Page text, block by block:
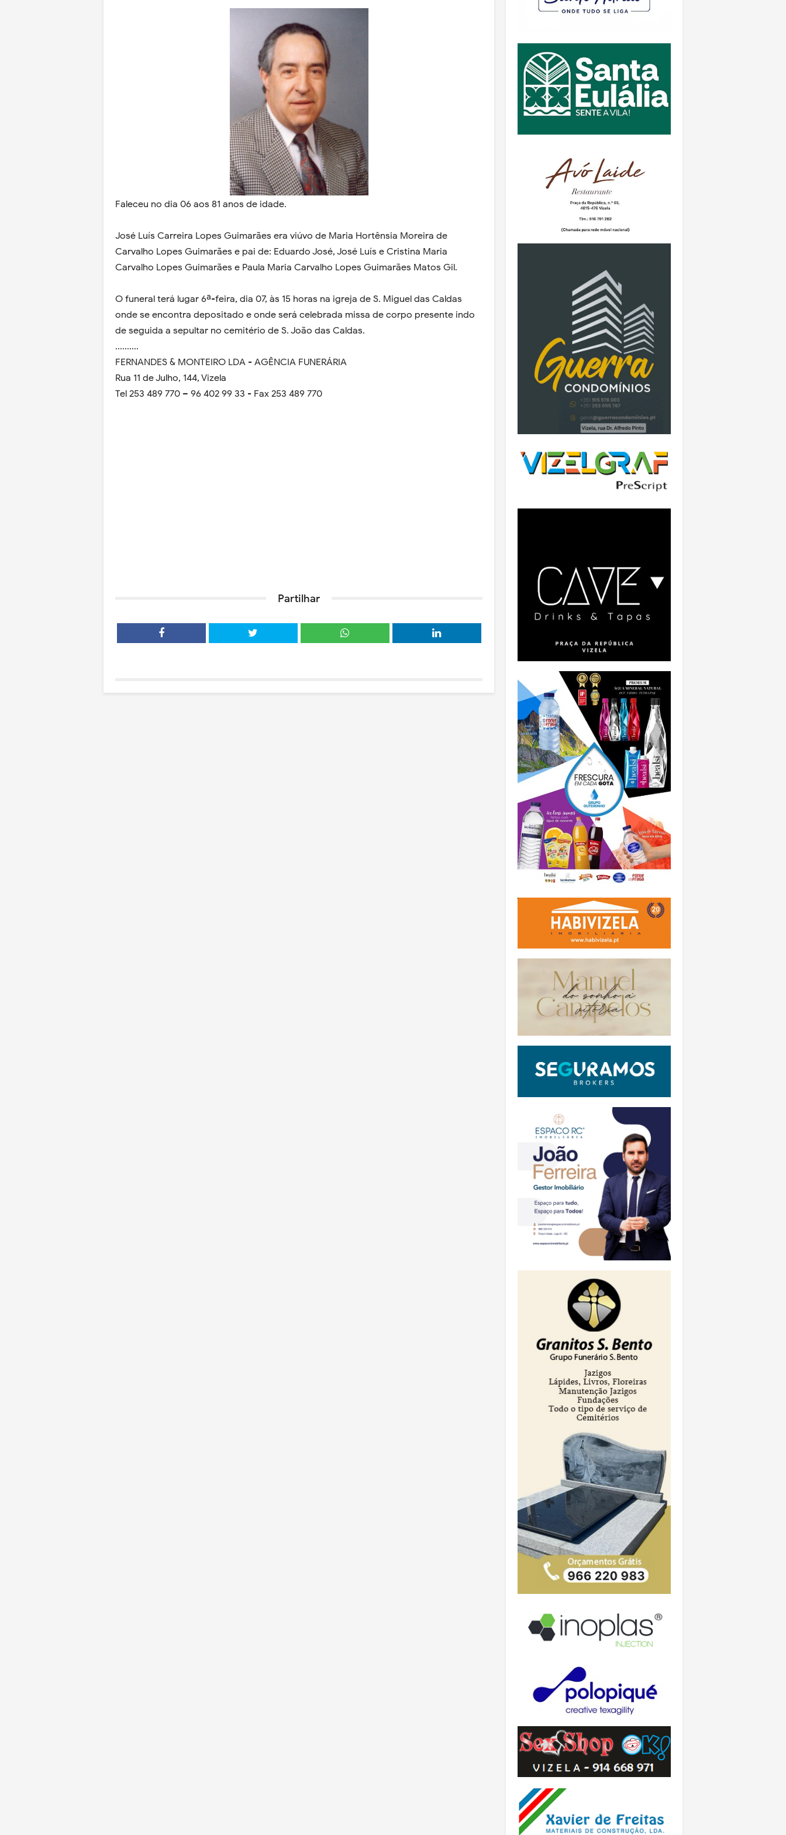
Faleceu no dia 06 aos 81 anos de idade.
José Luís Carreira Lopes Guimarães era viúvo de Maria Hortênsia Moreira de
Carvalho Lopes Guimarães e pai de: Eduardo José, José Luís e Cristina Maria
Carvalho Lopes Guimarães e Paula Maria Carvalho Lopes Guimarães Matos Gil.
O funeral terá lugar 6ª-feira, dia 07, às 15 horas na igreja de S. Miguel das Caldas
onde se encontra depositado e onde será celebrada missa de corpo presente indo
de seguida a sepultar no cemitério de S. João das Caldas.
..........
FERNANDES & MONTEIRO LDA - AGÊNCIA FUNERÁRIA
Rua 11 de Julho, 144, Vizela
Tel 253 489 770 – 96 402 99 33 - Fax 253 489 770
Partilhar